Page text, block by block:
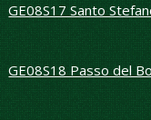
GE08S17 Santo
GE08S18 Passo del